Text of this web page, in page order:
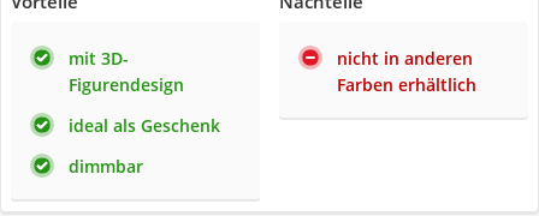
mit 3D-
Figurendesign
ideal als Geschenk
dimmbar
nicht in anderen
Farben erhältlich